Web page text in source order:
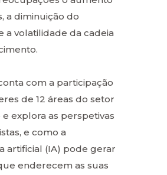
a diminuição do
a volatilidade da cadeia
com a participação
de 12 áreas do setor
explora as perspetivas
e como a
artificial (IA) pode gerar
enderecem as suas